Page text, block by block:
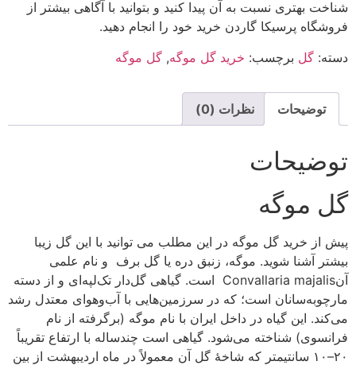
شناخت بهتری نسبت به آن پیدا کنید و بتوانید با آگاهی بیشتر از
فروشگاه پرسیکا گاردن خرید خود را انجام دهید.
دسته: گل برچسب: خرید گل موگه, گل موگه
توضیحات نظرات (0)
توضیحات
گل موگه
پیش از خرید گل موگه در این مطلب می توانید با این گل زیبا
بیشتر آشنا شوید. موگه، زنبق دره یا گل برف و نام علمی
آنConvallaria majalis است. گیاهی گل‌دار تک‌لپه‌ای و از دسته
مارچوبه‌سانان است؛ که در سرزمین‌هایی با آب‌وهوای معتدل رشد
می‌کند. این گیاه در داخل ایران با نام موگه (برگرفته از نام
فرانسوی) شناخته می‌شود. گیاهی است چندساله با ارتفاع تقریباً
۲۰–۱۰ سانتیمتر که شاخهٔ گل آن معمولاً در ماه اردیبهشت از بین